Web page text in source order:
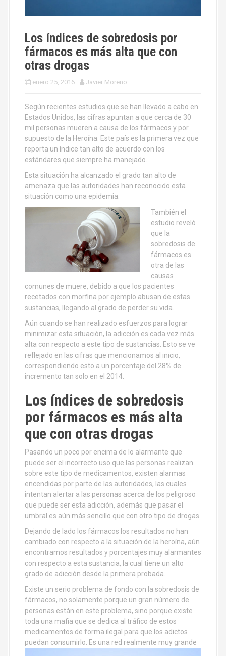
Los índices de sobredosis por
fármacos es más alta que con
otras drogas
enero 25, 2016 Javier Moreno
Según recientes estudios que se han llevado a cabo en
Estados Unidos, las cifras apuntan a que cerca de 30
mil personas mueren a causa de los fármacos y por
supuesto de la Heroína. Este país es la primera vez que
reporta un índice tan alto de acuerdo con los
estándares que siempre ha manejado.
Esta situación ha alcanzado el grado tan alto de
amenaza que las autoridades han reconocido esta
situación como una epidemia.
También el
estudio reveló
que la
sobredosis de
fármacos es
otra de las
causas
comunes de muere, debido a que los pacientes
recetados con morfina por ejemplo abusan de estas
sustancias, llegando al grado de perder su vida.
Aún cuando se han realizado esfuerzos para lograr
minimizar esta situación, la adicción es cada vez más
alta con respecto a este tipo de sustancias. Esto se ve
reflejado en las cifras que mencionamos al inicio,
correspondiendo esto a un porcentaje del 28% de
incremento tan solo en el 2014.
Los índices de sobredosis
por fármacos es más alta
que con otras drogas
Pasando un poco por encima de lo alarmante que
puede ser el incorrecto uso que las personas realizan
sobre este tipo de medicamentos, existen alarmas
encendidas por parte de las autoridades, las cuales
intentan alertar a las personas acerca de los peligroso
que puede ser esta adicción, además que pasar el
umbral es aún más sencillo que con otro tipo de drogas.
Dejando de lado los fármacos los resultados no han
cambiado con respecto a la situación de la heroína, aún
encontramos resultados y porcentajes muy alarmantes
con respecto a esta sustancia, la cual tiene un alto
grado de adicción desde la primera probada.
Existe un serio problema de fondo con la sobredosis de
fármacos, no solamente porque un gran número de
personas están en este problema, sino porque existe
toda una mafia que se dedica al tráfico de estos
medicamentos de forma ilegal para que los adictos
puedan consumirlo. Es una red realmente muy grande